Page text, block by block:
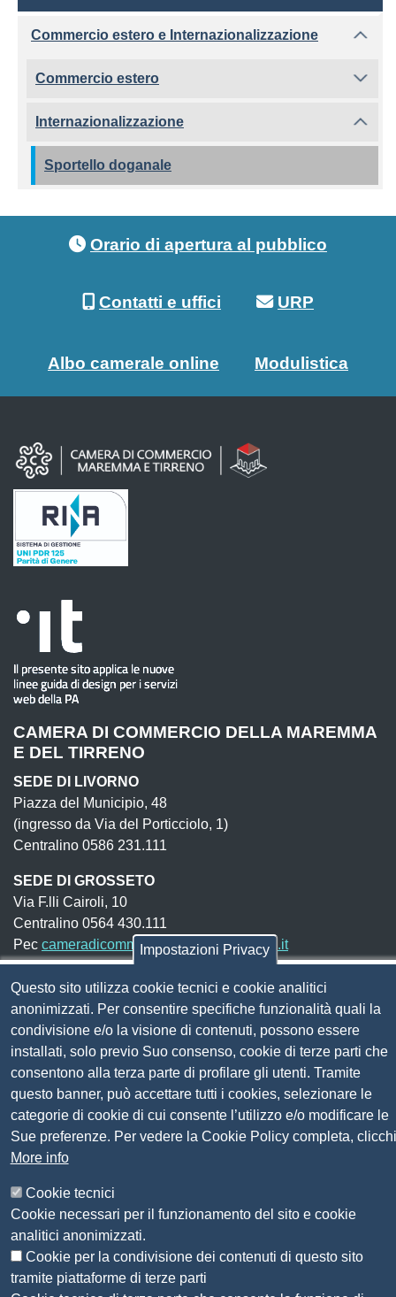
Commercio estero e Internazionalizzazione
Commercio estero
Internazionalizzazione
Sportello doganale
Orario di apertura al pubblico
Contatti e uffici URP
Albo camerale online Modulistica
CAMERA DI COMMERCIO DELLA MAREMMA
E DEL TIRRENO
SEDE DI LIVORNO
Piazza del Municipio, 48
(ingresso da Via del Porticciolo, 1)
Centralino 0586 231.111
SEDE DI GROSSETO
Via F.lli Cairoli, 10
Centralino 0564 430.111
Pec cameradicommercio@pec.lg.camcom.it
Codice fiscale e Partita Iva:01838690491
Codice univoco fatturazione elettronica: UFN1JE
Pagare con PagoPA
Seguici su
Sito web
Amministrazione trasparente
Mappa del sito
Privacy
Social Media Policy
Dichiarazione di accessibilità
Feedback accessibilità
Siti tematici: Maremma e Tirreno Itinerari
Impostazioni Privacy
Questo sito utilizza cookie tecnici e cookie analitici
anonimizzati. Per consentire specifiche funzionalità quali la
condivisione e/o la visione di contenuti, possono essere
installati, solo previo Suo consenso, cookie di terze parti che
consentono alla terza parte di profilare gli utenti. Tramite
questo banner, può accettare tutti i cookies, selezionare le
categorie di cookie di cui consente l’utilizzo e/o modificare le
Sue preferenze. Per vedere la Cookie Policy completa, clicchi
More info
Cookie tecnici
Cookie necessari per il funzionamento del sito e cookie
analitici anonimizzati.
Cookie per la condivisione dei contenuti di questo sito
tramite piattaforme di terze parti